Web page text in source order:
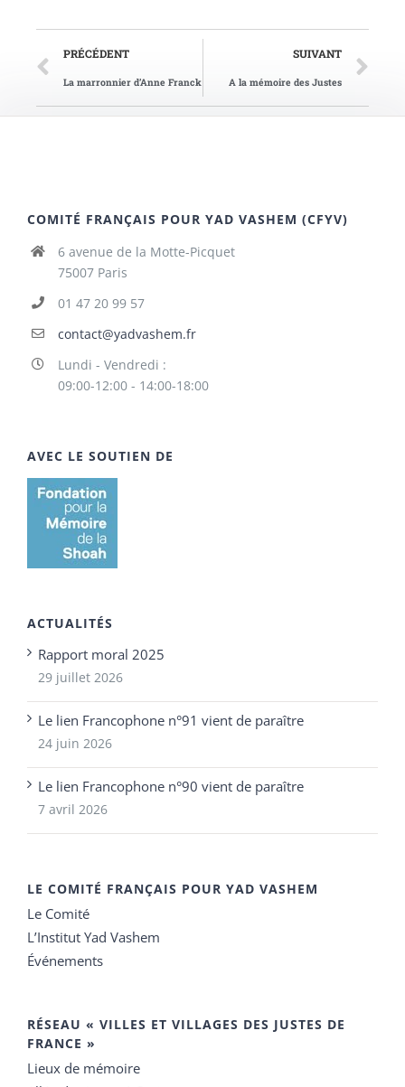
PRÉCÉDENT
La marronnier d’Anne Franck
SUIVANT
A la mémoire des Justes
COMITÉ FRANÇAIS POUR YAD VASHEM (CFYV)
6 avenue de la Motte-Picquet
75007 Paris
01 47 20 99 57
contact@yadvashem.fr
Lundi - Vendredi :
09:00-12:00 - 14:00-18:00
AVEC LE SOUTIEN DE
ACTUALITÉS
Rapport moral 2025
29 juillet 2026
Le lien Francophone n°91 vient de paraître
24 juin 2026
Le lien Francophone n°90 vient de paraître
7 avril 2026
LE COMITÉ FRANÇAIS POUR YAD VASHEM
Le Comité
L’Institut Yad Vashem
Événements
RÉSEAU « VILLES ET VILLAGES DES JUSTES DE
FRANCE »
Lieux de mémoire